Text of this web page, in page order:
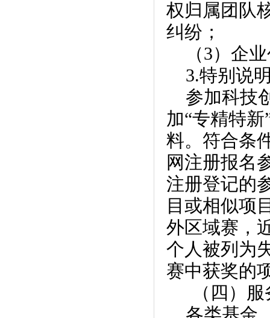
权归属团队
纠纷；
（3）企
3.特别说
参加科技
加“专精特
料。符合条
网注册报名
注册登记的
目或相似项
外区域赛，
个人被列为
赛中获奖的
（四）